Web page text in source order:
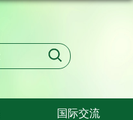
国际交流